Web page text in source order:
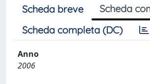
Scheda breve
Scheda
Scheda completa (DC)
Anno
2006